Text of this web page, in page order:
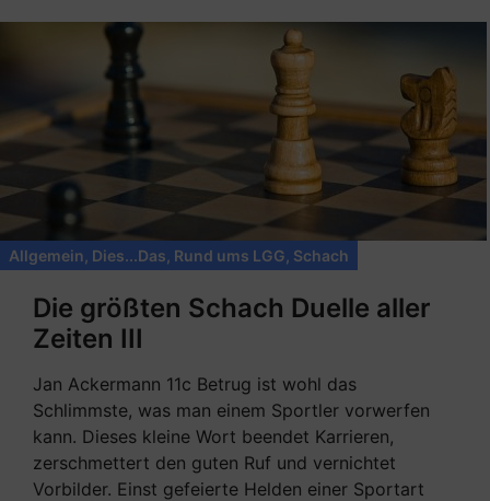
Allgemein Dies...Das Rund ums LGG Schach
Die größten Schach Duelle aller
Zeiten III
Jan Ackermann 11c Betrug ist wohl das
Schlimmste, was man einem Sportler vorwerfen
kann. Dieses kleine Wort beendet Karrieren,
zerschmettert den guten Ruf und vernichtet
Vorbilder. Einst gefeierte Helden einer Sportart